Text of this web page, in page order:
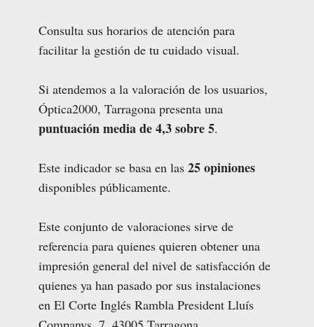
Consulta sus horarios de atención para
facilitar la gestión de tu cuidado visual.
Si atendemos a la valoración de los usuarios,
Óptica2000, Tarragona presenta una
puntuación media de 4,3 sobre 5.
Este indicador se basa en las 25 opiniones
disponibles públicamente.
Este conjunto de valoraciones sirve de
referencia para quienes quieren obtener una
impresión general del nivel de satisfacción de
quienes ya han pasado por sus instalaciones
en El Corte Inglés Rambla President Lluís